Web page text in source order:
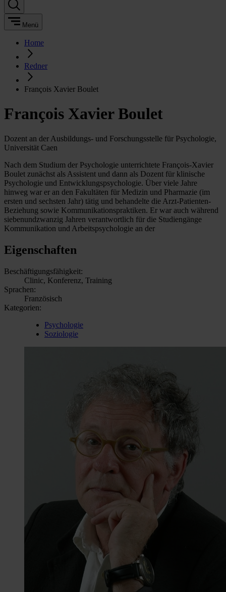
Menü
Home
Redner
François Xavier Boulet
François Xavier Boulet
Dozent an der Ausbildungs- und Forschungsstelle für Psychologie,
Universität Caen
Nach dem Studium der Psychologie unterrichtete François-Xavier
Boulet zunächst als Assistent und dann als Dozent für klinische
Psychologie und Entwicklungspsychologie. Über viele Jahre
hinweg war er an den Fakultäten für Medizin und Pharmazie (im
ersten und sechsten Jahr) tätig und behandelte die Arzt-Patienten-
Beziehung sowie Kommunikationspraktiken. Er war auch während
siebenundzwanzig Jahren verantwortlich für die Studiengänge
Kommunikation und Arbeitspsychologie an der
Eigenschaften
Beschäftigungsfähigkeit:
Clinic, Konferenz, Training
Sprachen:
Französisch
Kategorien:
Psychologie
Soziologie